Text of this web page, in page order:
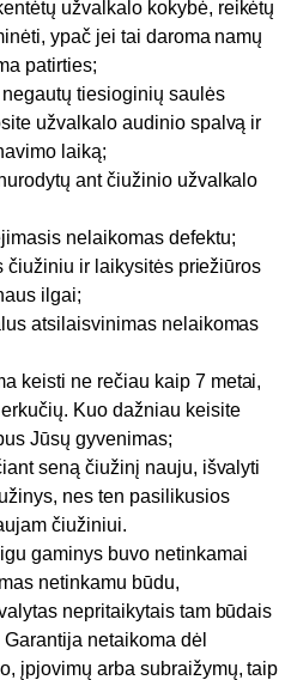
užvalkalo kokybė, reikėtų
ypač jei tai daroma namų
patirties;
tiesioginių saulės
užvalkalo audinio spalvą ir
laiką;
ant čiužinio užvalkalo
nelaikomas defektu;
čiužiniu ir laikysitės priežiūros
ilgai;
atsilaisvinimas nelaikomas
keisti ne rečiau kaip 7 metai,
Kuo dažniau keisite
Jūsų gyvenimas;
seną čiužinį nauju, išvalyti
nes ten pasilikusios
čiužiniui.
gaminys buvo netinkamai
netinkamu būdu,
nepritaikytais tam būdais
netaikoma dėl
įpjovimų arba subraižymų, taip